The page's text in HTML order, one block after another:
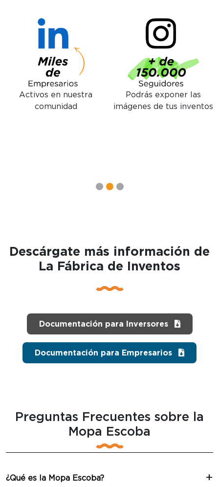
Jóvenes inventores,
inversores y empresarios
Nuestro departamento
de ventas en Amazon
Descárgate más información de
La Fábrica de Inventos
Documentación para Inversores
Documentación para Empresarios
Preguntas Frecuentes sobre la
Mopa Escoba
¿Qué es la Mopa Escoba?